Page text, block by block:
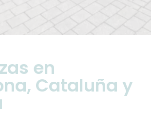
en
Cataluña y